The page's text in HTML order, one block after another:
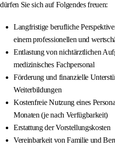
dürfen Sie sich auf Folgendes freuen:
Langfristige berufliche
einem professionellen und
Entlastung von nichtärztlichen
medizinisches Fachpersonal
Förderung und finanzielle
Weiterbildungen
Kostenfreie Nutzung eines
Monaten (je nach Verfügbarkeit)
Erstattung der Vorstellungskosten
Vereinbarkeit von Familie und